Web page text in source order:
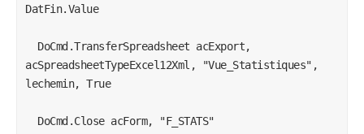
DerLig = Range("A1").CurrentRegion.Rows.Count
Range("A1:L" & DerLig).Cut Range("A2:L" & DerLig +
DatFin.Value
acSpreadsheetTypeExcel12Xml, "Vue_Statistiques",
lechemin, True